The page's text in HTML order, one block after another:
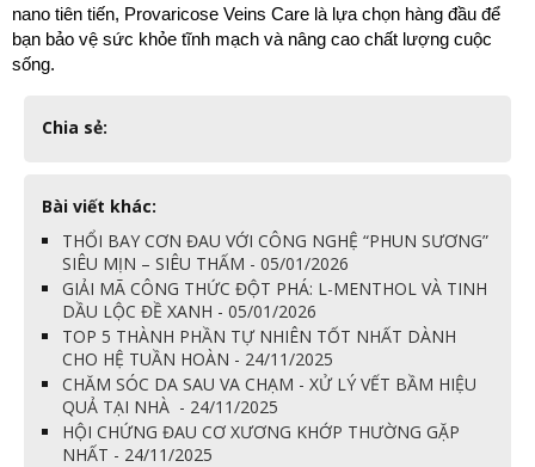
nano tiên tiến, Provaricose Veins Care là lựa chọn hàng đầu để
bạn bảo vệ sức khỏe tĩnh mạch và nâng cao chất lượng cuộc
sống.
Chia sẻ:
Bài viết khác:
THỔI BAY CƠN ĐAU VỚI CÔNG NGHỆ “PHUN SƯƠNG”
SIÊU MỊN – SIÊU THẤM - 05/01/2026
GIẢI MÃ CÔNG THỨC ĐỘT PHÁ: L-MENTHOL VÀ TINH
DẦU LỘC ĐỀ XANH - 05/01/2026
TOP 5 THÀNH PHẦN TỰ NHIÊN TỐT NHẤT DÀNH
CHO HỆ TUẦN HOÀN - 24/11/2025
CHĂM SÓC DA SAU VA CHẠM - XỬ LÝ VẾT BẦM HIỆU
QUẢ TẠI NHÀ - 24/11/2025
HỘI CHỨNG ĐAU CƠ XƯƠNG KHỚP THƯỜNG GẶP
NHẤT - 24/11/2025